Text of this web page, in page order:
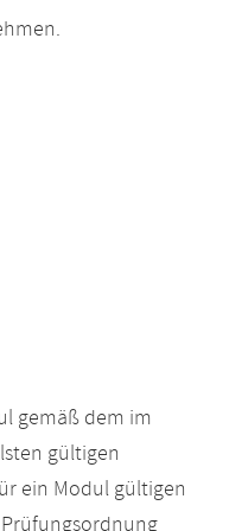
gemäß dem im
gültigen
ein Modul gültigen